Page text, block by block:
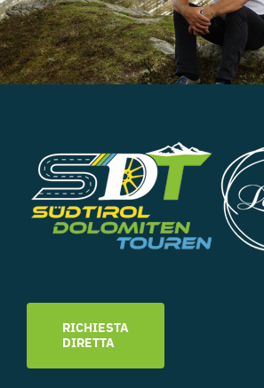
RICHIESTA
DIRETTA